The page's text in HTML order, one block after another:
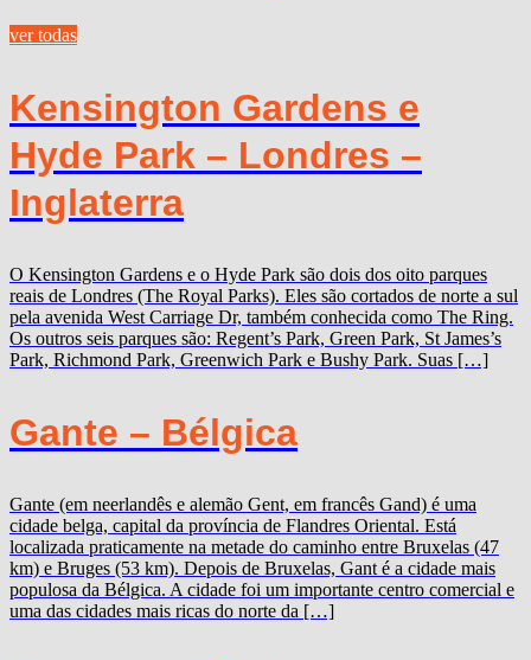
ver todas
Kensington Gardens e
Hyde Park – Londres –
Inglaterra
O Kensington Gardens e o Hyde Park são dois dos oito parques
reais de Londres (The Royal Parks). Eles são cortados de norte a sul
pela avenida West Carriage Dr, também conhecida como The Ring.
Os outros seis parques são: Regent’s Park, Green Park, St James’s
Park, Richmond Park, Greenwich Park e Bushy Park. Suas […]
Gante – Bélgica
Gante (em neerlandês e alemão Gent, em francês Gand) é uma
cidade belga, capital da província de Flandres Oriental. Está
localizada praticamente na metade do caminho entre Bruxelas (47
km) e Bruges (53 km). Depois de Bruxelas, Gant é a cidade mais
populosa da Bélgica. A cidade foi um importante centro comercial e
uma das cidades mais ricas do norte da […]